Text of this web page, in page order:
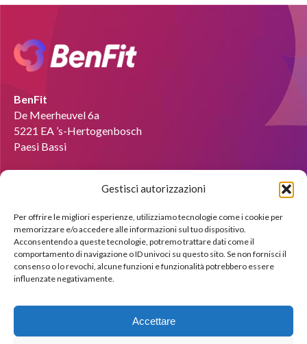
Gestisci autorizzazioni
Per offrire le migliori esperienze, utilizziamo tecnologie come i cookie per
memorizzare e/o accedere alle informazioni sul tuo dispositivo.
Acconsentendo a queste tecnologie, potremo trattare dati come il
comportamento di navigazione o ID univoci su questo sito. Se non fornisci il
consenso o lo revochi, alcune funzioni e funzionalità potrebbero essere
influenzate negativamente.
Accettare
BenFit
De Meerheuvel 6a
5221 EA ’s-Hertogenbosch
Paesi Bassi
Diventare coach?
Saremo lieti di mostrarti le possibilità attraverso una
dimostrazione gratuita.